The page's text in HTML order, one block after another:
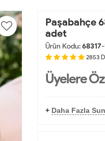
Paşabahçe
adet
Ürün Kodu:
2853
Üyelere
+ Daha Fazla